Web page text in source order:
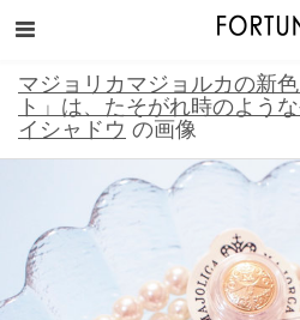
マジョリカマジョルカの新
ト」は、たそがれ時のよう
イシャドウ の画像